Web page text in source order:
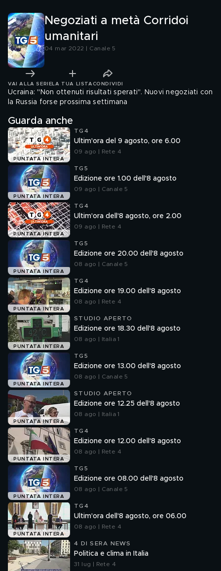
Negoziati a metà Corridoi
umanitari
04 mar 2022 | Canale 5
VAI ALLA SERIE LA TUA LISTA CONDIVIDI
Ucraina: "Non ottenuti risultati sperati". Nuovi negoziati con
la Russia forse prossima settimana
Guarda anche
PUNTATA INTERA
TG4
Ultim'ora del 9 agosto, ore 6.00
09 ago | Rete 4
PUNTATA INTERA
TG5
Edizione ore 1.00 dell'8 agosto
09 ago | Canale 5
PUNTATA INTERA
TG4
Ultim'ora dell'8 agosto, ore 2.00
09 ago | Rete 4
PUNTATA INTERA
TG5
Edizione ore 20.00 dell'8 agosto
08 ago | Canale 5
PUNTATA INTERA
TG4
Edizione ore 19.00 dell'8 agosto
08 ago | Rete 4
PUNTATA INTERA
STUDIO APERTO
Edizione ore 18.30 dell'8 agosto
08 ago | Italia 1
PUNTATA INTERA
TG5
Edizione ore 13.00 dell'8 agosto
08 ago | Canale 5
PUNTATA INTERA
STUDIO APERTO
Edizione ore 12.25 dell'8 agosto
08 ago | Italia 1
PUNTATA INTERA
TG4
Edizione ore 12.00 dell'8 agosto
08 ago | Rete 4
PUNTATA INTERA
TG5
Edizione ore 08.00 dell'8 agosto
08 ago | Canale 5
PUNTATA INTERA
TG4
Ultim'ora dell'8 agosto, ore 06.00
08 ago | Rete 4
4 DI SERA NEWS
Politica e clima in Italia
31 lug | Rete 4